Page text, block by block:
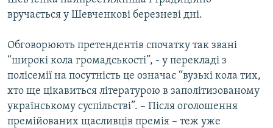
вручається у Шевченкові березневі дні.
Обговорюють претендентів спочатку так звані
“широкі кола громадськості”, - у перекладі з
полісемії на посутність це означає “вузькі кола тих,
хто ще цікавиться літературою в заполітизованому
українському суспільстві”. – Після оголошення
премійованих щасливців премія – теж уже